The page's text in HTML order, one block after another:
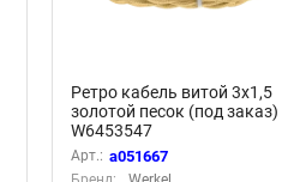
Ретро кабель витой 3х1,5
золотой песок (под заказ)
W6453547
Арт.: a051667